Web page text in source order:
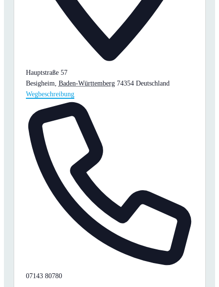
Hauptstraße 57
Besigheim, Baden-Württemberg 74354 Deutschland
Wegbeschreibung
Telefon
07143 80780